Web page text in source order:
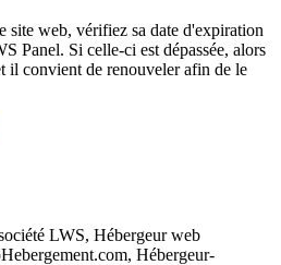
site web, vérifiez sa date d'expiration
Panel. Si celle-ci est dépassée, alors
il convient de renouveler afin de le
LWS, Hébergeur web
Hébergeur-